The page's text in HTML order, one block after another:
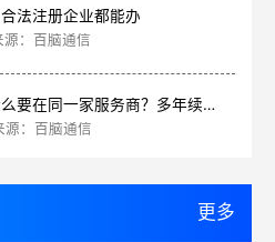
法注册企业都能办
：百脑通信
400电话新开和续费为什么要在同一家服务商？多年续费更划算
：百脑通信
更多